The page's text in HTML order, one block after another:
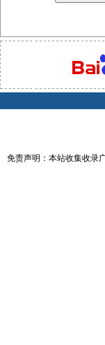
免责声明：本站收集收录